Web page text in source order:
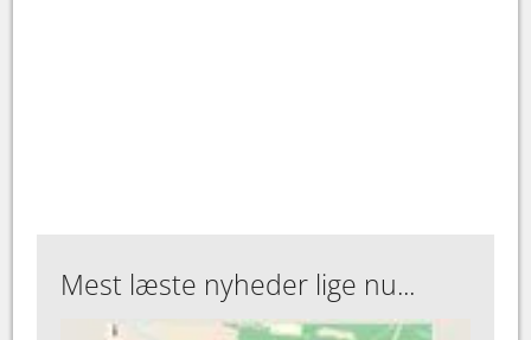
Mest læste nyheder lige nu...